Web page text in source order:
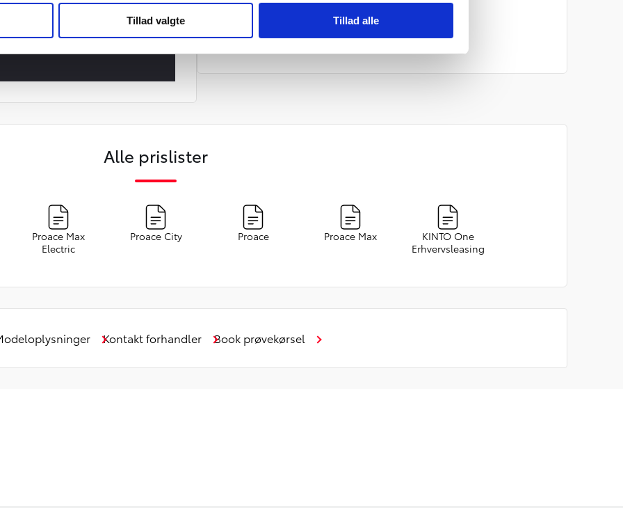
Tillad valgte Tillad alle
Lånebil ved service
Vejhjælp
Alle prislister
Proace Max
Electric
Proace City Proace Proace Max
KINTO One
Erhvervsleasing
Kontakt forhandler Book prøvekørsel